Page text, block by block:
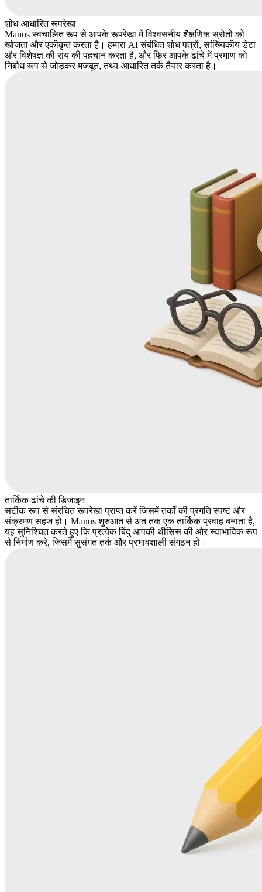
शोध-आधारित रूपरेखा
Manus स्वचालित रूप से आपके रूपरेखा में विश्वसनीय शैक्षणिक स्रोतों को
खोजता और एकीकृत करता है। हमारा AI संबंधित शोध पत्रों, सांख्यिकीय डेटा
और विशेषज्ञ की राय की पहचान करता है, और फिर आपके ढांचे में प्रमाण को
निर्बाध रूप से जोड़कर मजबूत, तथ्य-आधारित तर्क तैयार करता है।
तार्किक ढांचे की डिजाइन
सटीक रूप से संरचित रूपरेखा प्राप्त करें जिसमें तर्कों की प्रगति स्पष्ट और
संक्रमण सहज हो। Manus शुरुआत से अंत तक एक तार्किक प्रवाह बनाता है,
यह सुनिश्चित करते हुए कि प्रत्येक बिंदु आपकी थीसिस की ओर स्वाभाविक रूप
से निर्माण करे, जिसमें सुसंगत तर्क और प्रभावशाली संगठन हो।